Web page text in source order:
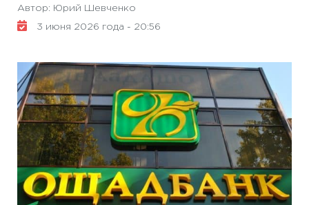
Автор: Юрий Шевченко
3 июня 2026 года - 20:56